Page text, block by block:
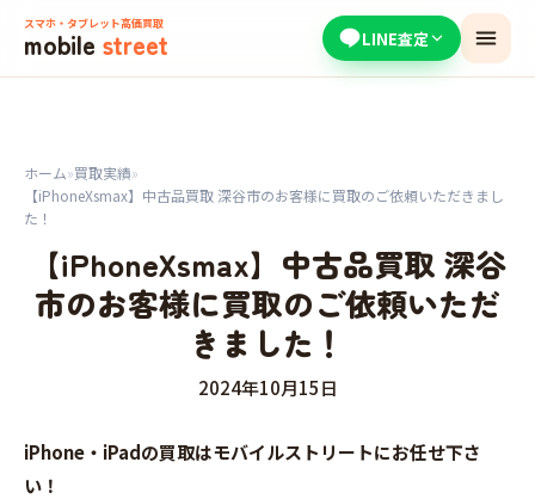
スマホ・タブレット高価買取
mobile street LINE査定
ホーム»買取実績»
【iPhoneXsmax】中古品買取 深谷市のお客様に買取のご依頼いただきまし
た！
【iPhoneXsmax】中古品買取 深谷
市のお客様に買取のご依頼いただ
きました！
2024年10月15日
iPhone・iPadの買取はモバイルストリートにお任せ下さ
い！